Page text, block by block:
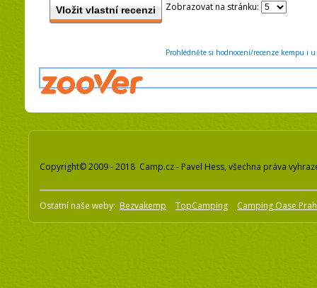
Vložit vlastní recenzi Zobrazovat na stránku:
Prohlédněte si hodnocení/recenze kempu i
Copyright© 2009 - 2018 Camp.cz - Pavel Hess, všechna práva
Ostatní naše weby: Bezvakemp TopCamping Camping Oase